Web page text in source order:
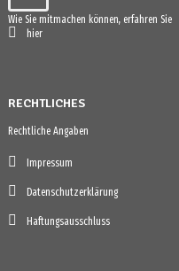
Wie Sie mitmachen können, erfahren Sie
hier
RECHTLICHES
Rechtliche Angaben
Impressum
Datenschutzerklärung
Haftungsausschluss